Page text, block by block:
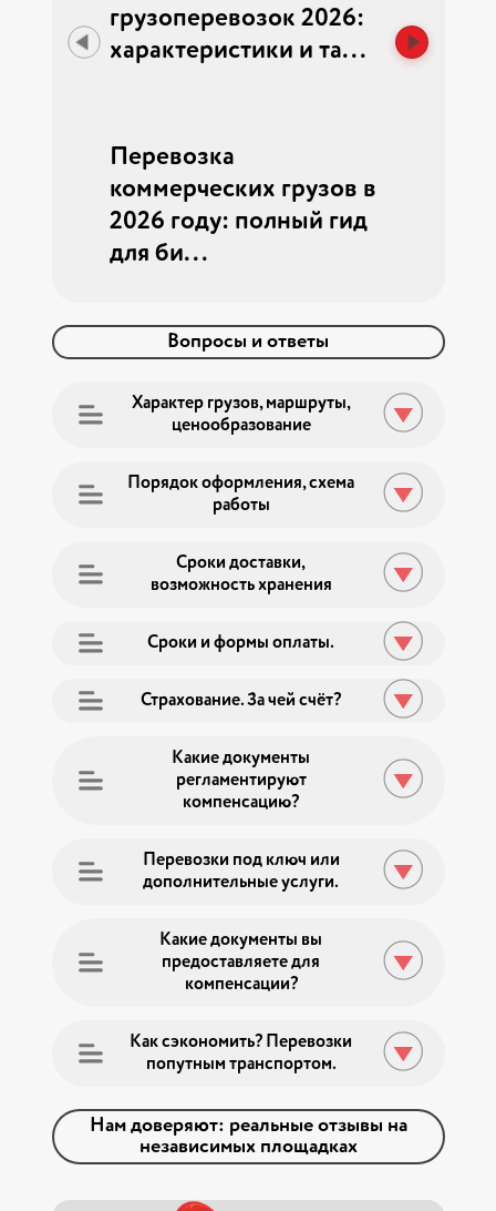
и...
грузоперевозок 2026:
характеристики и та...
Перевозка
коммерческих грузов в
2026 году: полный гид
для би...
Вопросы и ответы
Характер грузов, маршруты,
ценообразование
Порядок оформления, схема
работы
Сроки доставки,
возможность хранения
Сроки и формы оплаты.
Страхование. За чей счёт?
Какие документы
регламентируют
компенсацию?
Перевозки под ключ или
дополнительные услуги.
Какие документы вы
предоставляете для
компенсации?
Как сэкономить? Перевозки
попутным транспортом.
Нам доверяют: реальные отзывы на
независимых площадках